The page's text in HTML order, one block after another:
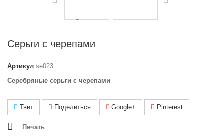
Серьги с черепами
Артикул se023
Серебряные серьги с черепами
Твит Поделиться Google+ Pinterest
Печать